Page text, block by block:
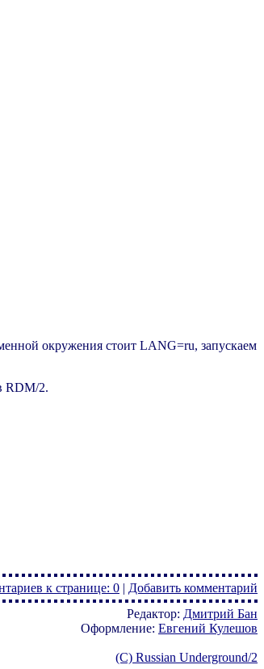
окружения стоит LANG=ru, запускаем
RDM/2.
к странице: 0 | Добавить комментарий
Редактор: Дмитрий Бан
Оформление: Евгений Кулешов
(C) Russian Underground/2